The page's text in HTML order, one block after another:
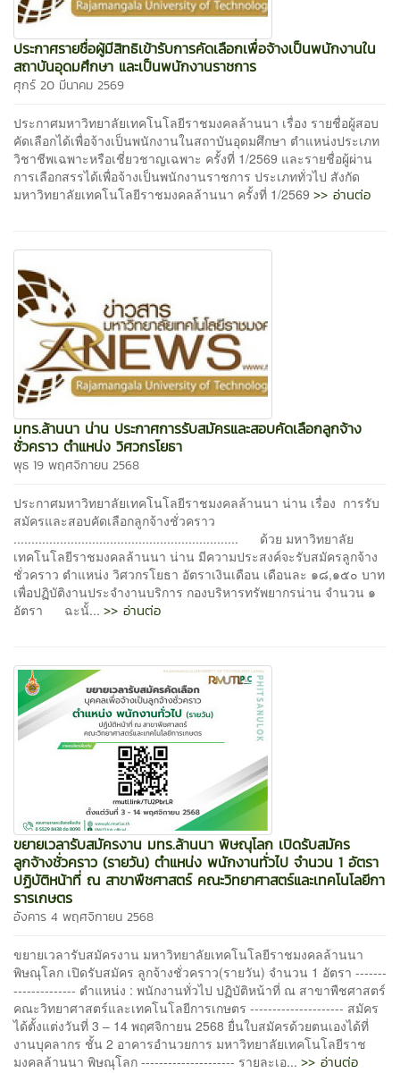
ประกาศรายชื่อผู้มีสิทธิเข้ารับการคัดเลือกเพื่อจ้างเป็นพนักงานใน
สถาบันอุดมศึกษา และเป็นพนักงานราชการ
ศุกร์ 20 มีนาคม 2569
ประกาศมหาวิทยาลัยเทคโนโลยีราชมงคลล้านนา เรื่อง รายชื่อผู้สอบ
คัดเลือกได้เพื่อจ้างเป็นพนักงานในสถาบันอุดมศึกษา ตำแหน่งประเภท
วิชาชีพเฉพาะหรือเชี่ยวชาญเฉพาะ ครั้งที่ 1/2569 และรายชื่อผู้ผ่าน
การเลือกสรรได้เพื่อจ้างเป็นพนักงานราชการ ประเภททั่วไป สังกัด
มหาวิทยาลัยเทคโนโลยีราชมงคลล้านนา ครั้งที่ 1/2569 >> อ่านต่อ
มทร.ล้านนา น่าน ประกาศการรับสมัครและสอบคัดเลือกลูกจ้าง
ชั่วคราว ตำแหน่ง วิศวกรโยธา
พุธ 19 พฤศจิกายน 2568
ประกาศมหาวิทยาลัยเทคโนโลยีราชมงคลล้านนา น่าน เรื่อง การรับ
สมัครและสอบคัดเลือกลูกจ้างชั่วคราว
............................................................... ด้วย มหาวิทยาลัย
เทคโนโลยีราชมงคลล้านนา น่าน มีความประสงค์จะรับสมัครลูกจ้าง
ชั่วคราว ตำแหน่ง วิศวกรโยธา อัตราเงินเดือน เดือนละ ๑๘,๑๕๐ บาท
เพื่อปฏิบัติงานประจำงานบริการ กองบริหารทรัพยากรน่าน จำนวน ๑
อัตรา ฉะนั้... >> อ่านต่อ
ขยายเวลารับสมัครงาน มทร.ล้านนา พิษณุโลก เปิดรับสมัคร
ลูกจ้างชั่วคราว (รายวัน) ตำแหน่ง พนักงานทั่วไป จำนวน 1 อัตรา
ปฏิบัติหน้าที่ ณ สาขาพืชศาสตร์ คณะวิทยาศาสตร์และเทคโนโลยีกา
รารเกษตร
อังคาร 4 พฤศจิกายน 2568
ขยายเวลารับสมัครงาน มหาวิทยาลัยเทคโนโลยีราชมงคลล้านนา
พิษณุโลก เปิดรับสมัคร ลูกจ้างชั่วคราว(รายวัน) จำนวน 1 อัตรา -------
-------------- ตำแหน่ง : พนักงานทั่วไป ปฏิบัติหน้าที่ ณ สาขาพืชศาสตร์
คณะวิทยาศาสตร์และเทคโนโลยีการเกษตร --------------------- สมัคร
ได้ตั้งแต่งวันที่ 3 – 14 พฤศจิกายน 2568 ยื่นใบสมัครด้วยตนเองได้ที่
งานบุคลากร ชั้น 2 อาคารอำนวยการ มหาวิทยาลัยเทคโนโลยีราช
มงคลล้านนา พิษณุโลก --------------------- รายละเอ... >> อ่านต่อ